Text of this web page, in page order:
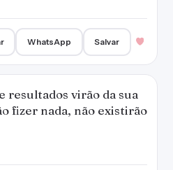
WhatsApp Salvar
resultados virão da sua
fizer nada, não existirão